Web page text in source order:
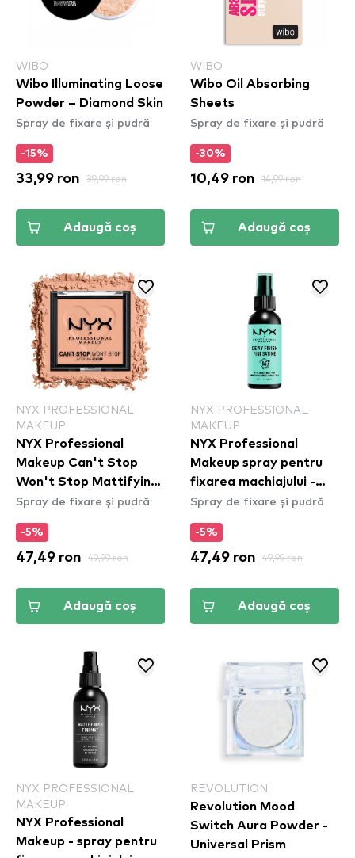
WIBO
Wibo Illuminating Loose
Powder – Diamond Skin
Spray de fixare și pudră
-15%
33,99 ron 39,99 ron
Adaugă coș
WIBO
Wibo Oil Absorbing
Sheets
Spray de fixare și pudră
-30%
10,49 ron 14,99 ron
Adaugă coș
NYX PROFESSIONAL
MAKEUP
NYX Professional
Makeup Can't Stop
Won't Stop Mattifying
Powder - pudra pentru
(CSWSM13)
Spray de fixare și pudră
-5%
47,49 ron 49,99 ron
Adaugă coș
NYX PROFESSIONAL
MAKEUP
NYX Professional
Makeup spray pentru
fixarea machiajului -
Makeup Setting Spray
Spray de fixare și pudră
-5%
47,49 ron 49,99 ron
Adaugă coș
NYX PROFESSIONAL
MAKEUP
NYX Professional
Makeup - spray pentru
REVOLUTION
Revolution Mood
Switch Aura Powder -
Universal Prism